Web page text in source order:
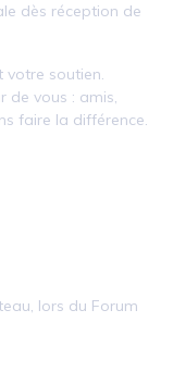
dès réception de
votre soutien.
de vous : amis,
faire la différence.
lors du Forum